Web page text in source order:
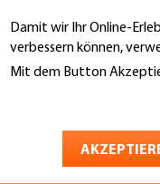
Damit wir Ihr Online-
verbessern können,
Mit dem Button
zum
Inhalt
Steger